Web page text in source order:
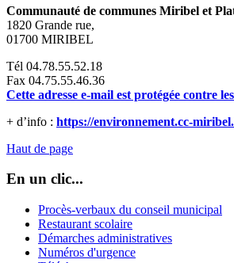
Communauté de communes Miribel et
1820 Grande rue,
01700 MIRIBEL
Tél 04.78.55.52.18
Fax 04.75.55.46.36
Cette adresse e-mail est protégée contre
+ d’info : https://environnement.cc-
Haut de page
En un clic...
Procès-verbaux du conseil municipal
Restaurant scolaire
Démarches administratives
Numéros d'urgence